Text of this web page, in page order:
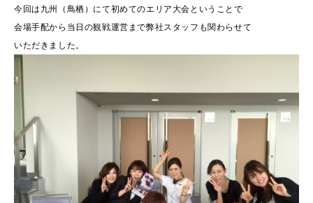
今回は九州（鳥栖）にて初めてのエリア大会ということで
会場手配から当日の観戦運営まで弊社スタッフも関わらせて
いただきました。